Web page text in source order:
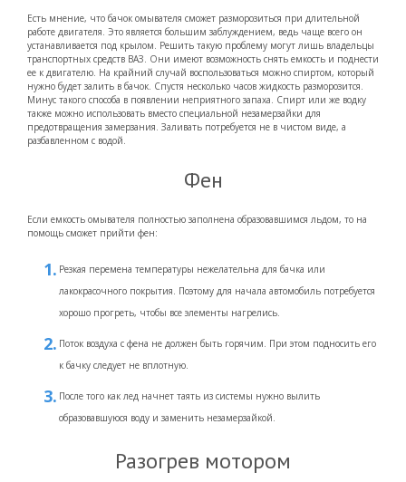
Есть мнение, что бачок омывателя сможет разморозиться при длительной
работе двигателя. Это является большим заблуждением, ведь чаще всего он
устанавливается под крылом. Решить такую проблему могут лишь владельцы
транспортных средств ВАЗ. Они имеют возможность снять емкость и поднести
ее к двигателю. На крайний случай воспользоваться можно спиртом, который
нужно будет залить в бачок. Спустя несколько часов жидкость разморозится.
Минус такого способа в появлении неприятного запаха. Спирт или же водку
также можно использовать вместо специальной незамерзайки для
предотвращения замерзания. Заливать потребуется не в чистом виде, а
разбавленном с водой.
Фен
Если емкость омывателя полностью заполнена образовавшимся льдом, то на
помощь сможет прийти фен:
Резкая перемена температуры нежелательна для бачка или
лакокрасочного покрытия. Поэтому для начала автомобиль потребуется
хорошо прогреть, чтобы все элементы нагрелись.
Поток воздуха с фена не должен быть горячим. При этом подносить его
к бачку следует не вплотную.
После того как лед начнет таять из системы нужно вылить
образовавшуюся воду и заменить незамерзайкой.
Разогрев мотором